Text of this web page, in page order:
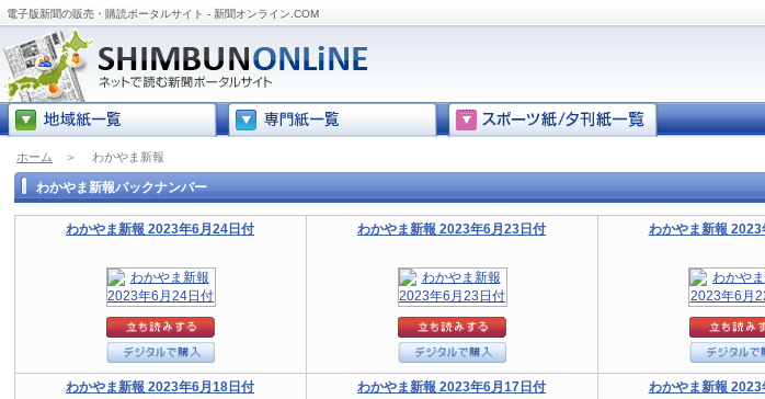
電子版新聞の販売・購読ポータルサイト - 新聞オンライン.COM
ホーム ＞ わかやま新報
わかやま新報バックナンバー
わかやま新報 2023年6月24日付 わかやま新報 2023年6月23日付 わかやま新報
わかやま新報 2023年6月18日付 わかやま新報 2023年6月17日付 わかやま新報